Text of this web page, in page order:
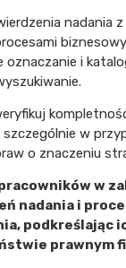
nadania
oznaczanie i
szczególnie w
o znaczeniu
w
nadania i
podkreślając
prawnym